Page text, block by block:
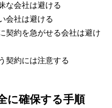
な会社は避ける
会社は避ける
契約を急がせる会社は避け
契約には注意する
に確保する手順